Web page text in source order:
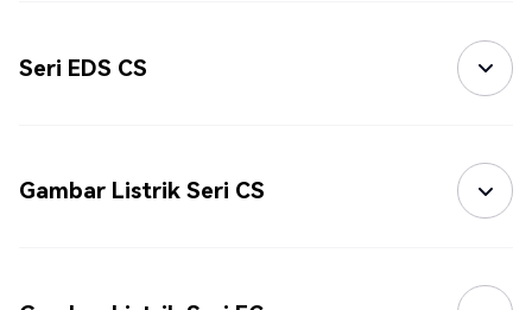
Seri EDS CS
Gambar Listrik Seri CS